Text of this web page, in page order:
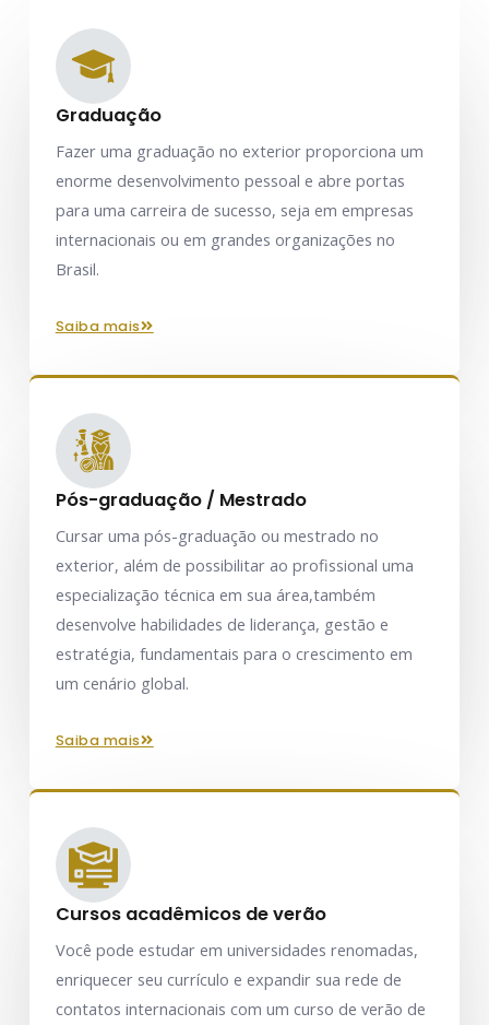
Graduação
Fazer uma graduação no exterior proporciona um
enorme desenvolvimento pessoal e abre portas
para uma carreira de sucesso, seja em empresas
internacionais ou em grandes organizações no
Brasil.
saiba mais
Pós-graduação / Mestrado
Cursar uma pós-graduação ou mestrado no
exterior, além de possibilitar ao profissional uma
especialização técnica em sua área,também
desenvolve habilidades de liderança, gestão e
estratégia, fundamentais para o crescimento em
um cenário global.
saiba mais
Cursos acadêmicos de verão
Você pode estudar em universidades renomadas,
enriquecer seu currículo e expandir sua rede de
contatos internacionais com um curso de verão de